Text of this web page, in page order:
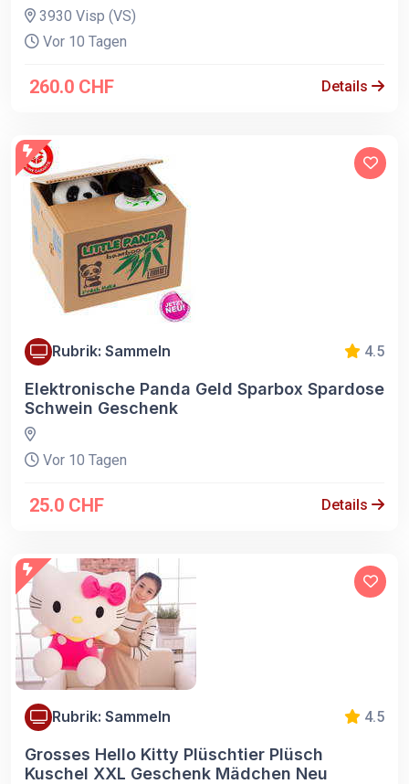
3930 Visp (VS)
Vor 10 Tagen
260.0 CHF Details
Rubrik: Sammeln 4.5
Elektronische Panda Geld Sparbox Spardose
Schwein Geschenk
Vor 10 Tagen
25.0 CHF Details
Rubrik: Sammeln 4.5
Grosses Hello Kitty Plüschtier Plüsch
Kuschel XXL Geschenk Mädchen Neu